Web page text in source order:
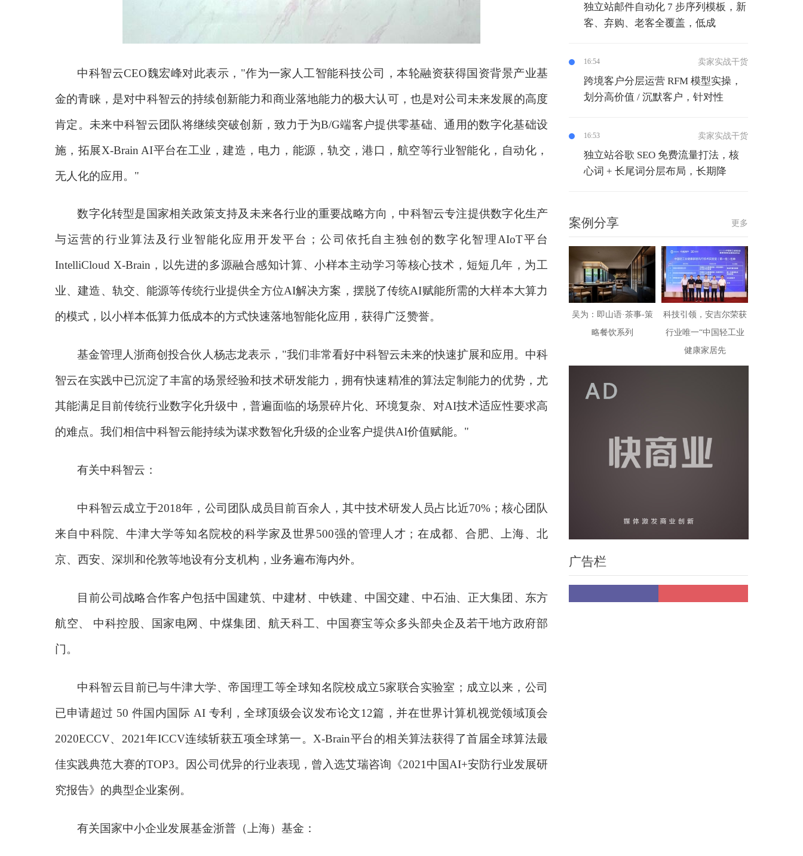
中科智云CEO魏宏峰对此表示，"作为一家人工智能科技公司，本轮融资获得国资背景产业基
金的青睐，是对中科智云的持续创新能力和商业落地能力的极大认可，也是对公司未来发展的高度
肯定。未来中科智云团队将继续突破创新，致力于为B/G端客户提供零基础、通用的数字化基础设
施，拓展X-Brain AI平台在工业，建造，电力，能源，轨交，港口，航空等行业智能化，自动化，
无人化的应用。"
数字化转型是国家相关政策支持及未来各行业的重要战略方向，中科智云专注提供数字化生产
与运营的行业算法及行业智能化应用开发平台；公司依托自主独创的数字化智理AIoT平台
IntelliCloud X-Brain，以先进的多源融合感知计算、小样本主动学习等核心技术，短短几年，为工
业、建造、轨交、能源等传统行业提供全方位AI解决方案，摆脱了传统AI赋能所需的大样本大算力
的模式，以小样本低算力低成本的方式快速落地智能化应用，获得广泛赞誉。
基金管理人浙商创投合伙人杨志龙表示， "我们非常看好中科智云未来的快速扩展和应用。中科
智云在实践中已沉淀了丰富的场景经验和技术研发能力，拥有快速精准的算法定制能力的优势，尤
其能满足目前传统行业数字化升级中，普遍面临的场景碎片化、环境复杂、对AI技术适应性要求高
的难点。我们相信中科智云能持续为谋求数智化升级的企业客户提供AI价值赋能。"
有关中科智云：
中科智云成立于2018年，公司团队成员目前百余人，其中技术研发人员占比近70%；核心团队
来自中科院、牛津大学等知名院校的科学家及世界500强的管理人才；在成都、合肥、上海、北
京、西安、深圳和伦敦等地设有分支机构，业务遍布海内外。
目前公司战略合作客户包括中国建筑、中建材、中铁建、中国交建、中石油、正大集团、东方
航空、 中科控股、国家电网、中煤集团、航天科工、中国赛宝等众多头部央企及若干地方政府部
门。
中科智云目前已与牛津大学、帝国理工等全球知名院校成立5家联合实验室；成立以来，公司
已申请超过 50 件国内国际 AI 专利，全球顶级会议发布论文12篇，并在世界计算机视觉领域顶会
2020ECCV、2021年ICCV连续斩获五项全球第一。X-Brain平台的相关算法获得了首届全球算法最
佳实践典范大赛的TOP3。因公司优异的行业表现，曾入选艾瑞咨询《2021中国AI+安防行业发展研
究报告》的典型企业案例。
有关国家中小企业发展基金浙普（上海）基金：
独立站邮件自动化 7 步序列模板，新
客、弃购、老客全覆盖，低成
16:54 卖家实战干货
跨境客户分层运营 RFM 模型实操，
划分高价值 / 沉默客户，针对性
16:53 卖家实战干货
独立站谷歌 SEO 免费流量打法，核
心词 + 长尾词分层布局，长期降
案例分享 更多
吴为：即山语·茶事-策
略餐饮系列
科技引领，安吉尔荣获
行业唯一“中国轻工业
健康家居先
广告栏